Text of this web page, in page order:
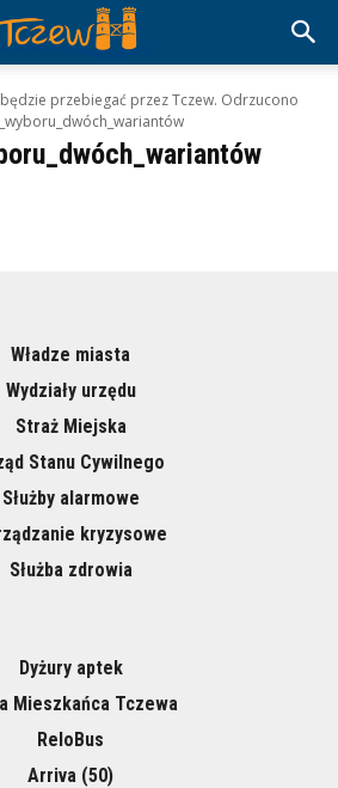
będzie przebiegać przez Tczew. Odrzucono
Władze miasta
Wydziały urzędu
Straż Miejska
Stanu Cywilnego
Służby alarmowe
kryzysowe
Służba zdrowia
Dyżury aptek
Mieszkańca Tczewa
ReloBus
Arriva (50)